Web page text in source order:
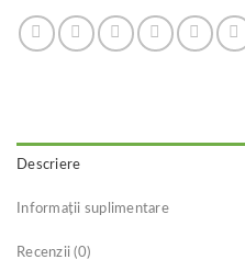
Descriere
Informații suplimentare
Recenzii (0)